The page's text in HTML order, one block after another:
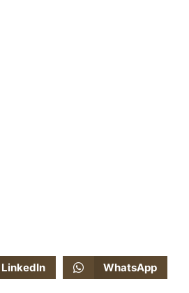
LinkedIn WhatsApp